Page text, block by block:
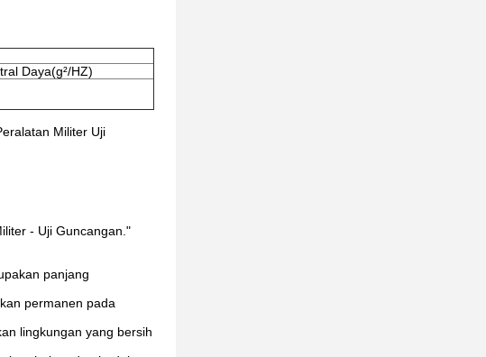
Daya(g²/HZ)
Militer Uji
- Uji Guncangan."
panjang
permanen pada
lingkungan yang bersih